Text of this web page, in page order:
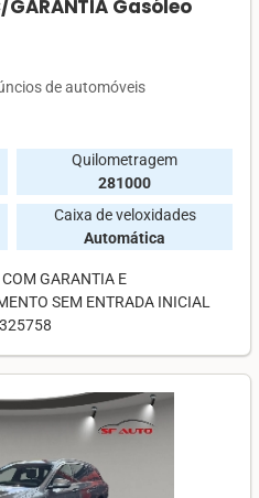
GARANTIA Gasóleo
de automóveis
Quilometragem
281000
Caixa de veloxidades
Automática
GARANTIA E
SEM ENTRADA INICIAL